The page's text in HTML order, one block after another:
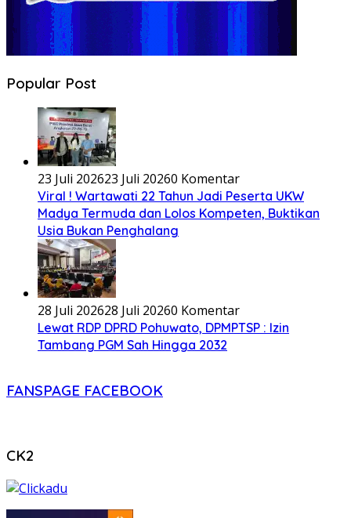
Popular Post
23 Juli 202623 Juli 20260 Komentar
Viral ! Wartawati 22 Tahun Jadi Peserta UKW
Madya Termuda dan Lolos Kompeten, Buktikan
Usia Bukan Penghalang
28 Juli 202628 Juli 20260 Komentar
Lewat RDP DPRD Pohuwato, DPMPTSP : Izin
Tambang PGM Sah Hingga 2032
FANSPAGE FACEBOOK
CK2